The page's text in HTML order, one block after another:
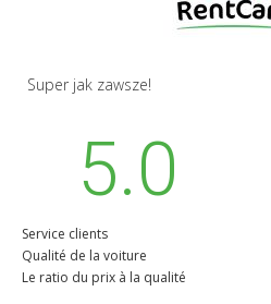
Super jak zawsze!
5.0
Service clients
Qualité de la voiture
Le ratio du prix à la qualité